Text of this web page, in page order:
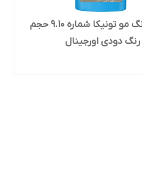
شامپو رنگ مو تونیکا شماره 9.10 حجم